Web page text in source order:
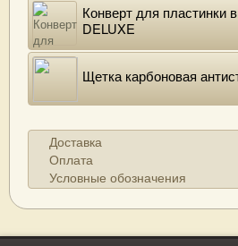
Конверт для пластинки
DELUXE
Щетка карбоновая
Доставка
Оплата
Условные обозначения